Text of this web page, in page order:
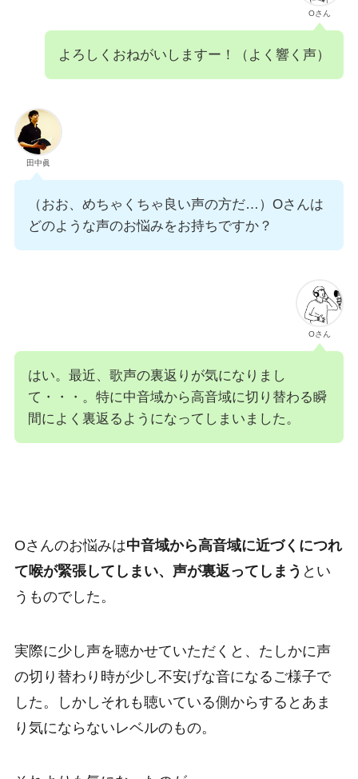
Oさん
よろしくおねがいしますー！（よく響く声）
田中眞
（おお、めちゃくちゃ良い声の方だ…）Oさんは
どのような声のお悩みをお持ちですか？
Oさん
はい。最近、歌声の裏返りが気になりまし
て・・・。特に中音域から高音域に切り替わる瞬
間によく裏返るようになってしまいました。
Oさんのお悩みは中音域から高音域に近づくにつれ
て喉が緊張してしまい、声が裏返ってしまう とい
うものでした。
実際に少し声を聴かせていただくと、たしかに声
の切り替わり時が少し不安げな音になるご様子で
した。しかしそれも聴いている側からするとあま
り気にならないレベルのもの。